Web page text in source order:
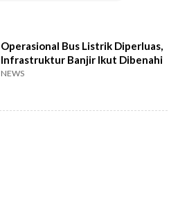
Operasional Bus Listrik Diperluas,
Infrastruktur Banjir Ikut Dibenahi
NEWS